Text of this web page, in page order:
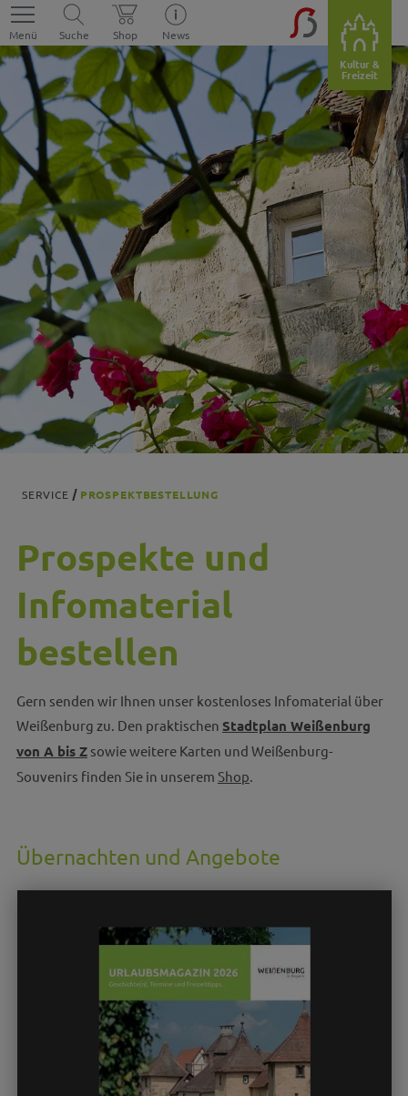
Menü Suche Shop
News
Kultur &
Freizeit
SERVICE PROSPEKTBESTELLUNG
Prospekte und
Infomaterial
bestellen
Gern senden wir Ihnen unser kostenloses Infomaterial über
Weißenburg zu. Den praktischen Stadtplan Weißenburg
von A bis Zsowie weitere Karten und Weißenburg-
Souvenirs finden Sie in unserem Shop.
Übernachten und Angebote